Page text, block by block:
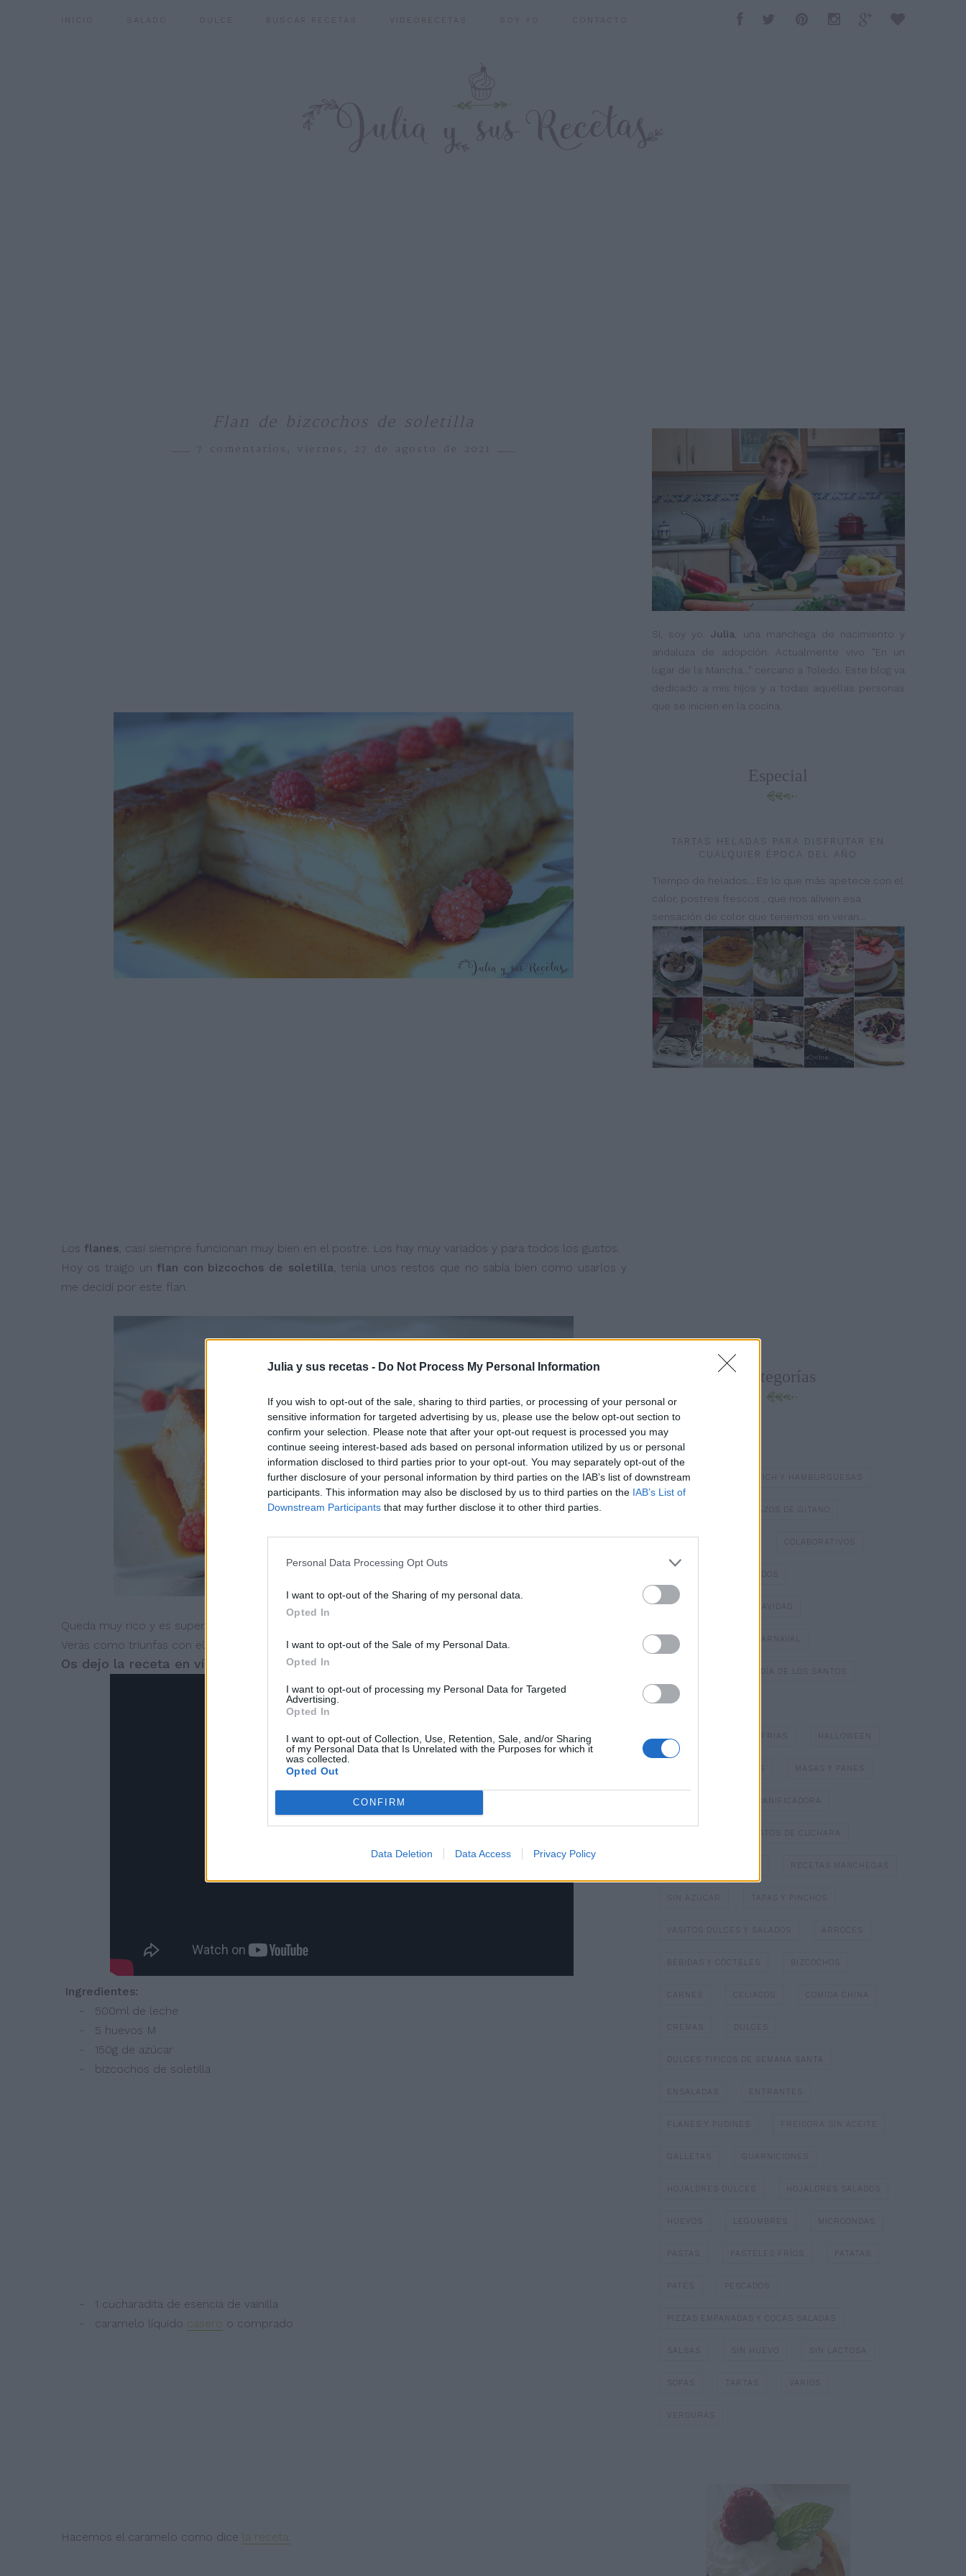
Julia y sus recetas - Do Not Process My Personal Information
If you wish to opt-out of the sale, sharing to third parties, or processing of your personal or
sensitive information for targeted advertising by us, please use the below opt-out section to
confirm your selection. Please note that after your opt-out request is processed you may
continue seeing interest-based ads based on personal information utilized by us or personal
information disclosed to third parties prior to your opt-out. You may separately opt-out of the
further disclosure of your personal information by third parties on the IAB’s list of downstream
participants. This information may also be disclosed by us to third parties on the IAB’s List of
Downstream Participants that may further disclose it to other third parties.
Personal Data Processing Opt Outs
I want to opt-out of the Sharing of my personal data.
Opted In
I want to opt-out of the Sale of my Personal Data.
Opted In
I want to opt-out of processing my Personal Data for Targeted
Advertising.
Opted In
I want to opt-out of Collection, Use, Retention, Sale, and/or Sharing
of my Personal Data that Is Unrelated with the Purposes for which it
was collected.
Opted Out
CONFIRM
Data Deletion Data Access Privacy Policy
Flan de bizcochos de soletilla
7 comentarios, viernes, 27 de agosto de 2021
Los flanes, casi siempre funcionan muy bien en el postre. Los hay muy variados y para todos los gustos.
Hoy os traigo un flan con bizcochos de soletilla, tenía unos restos que no sabía bien como usarlos y
me decidí por este flan.
Queda muy rico y es super sencillo. Puedes hacerlo en el horno o en el microondas, como tu prefieras y
Verás como triunfas con el postre.
Os dejo la receta en vídeo y os invito a suscribiros a mi canal de
Ingredientes:
- 500ml de leche
- 5 huevos M
- 150g de azúcar
- bizcochos de soletilla
- 1 cucharadita de esencia de vainilla
- caramelo líquido casero o comprado
Hacemos el caramelo como dice la receta.
Sí, soy yo.Julia , una manchega de nacimiento y
andaluza de adopción. Actualmente vivo "En un
lugar de la Mancha..." cercano a Toledo. Este blog va
dedicado a mis hijos y a todas aquellas personas
que se inicien en la cocina.
Especial
TARTAS HELADAS PARA DISFRUTAR EN
CUALQUIER ÉPOCA DEL AÑO
Tiempo de helados... Es lo que más apetece con el
calor, postres frescos , que nos alivien esa
sensación de color que tenemos en veran...
Categorías
BATIDOS Y ZUMOS
BOCADILLOS Y SÁNDWICH Y HAMBURGUESAS
BRAZOS DE GITANO
COLABORATIVOS
DULCES TÍPICOS DE NAVIDAD
DULCES TÍPICOS DE CARNAVAL
DULCES TÍPICOS DEL DÍA DE LOS SANTOS
ESPECIAL NAVIDAD
GAZPACHOS Y SOPAS FRIAS HALLOWEEN
MASAS Y PANES
PANIFICADORA
PLATOS DE CUCHARA
RECETAS MANCHEGAS
SIN AZÚCAR TAPAS Y PINCHOS
VASITOS DULCES Y SALADOS ARROCES
BEBIDAS Y CÓCTELES BIZCOCHOS
CARNES CELIACOS COMIDA CHINA
CREMAS
DULCES TIPICOS DE SEMANA SANTA
ENSALADAS ENTRANTES
FLANES Y PUDINES FREIDORA SIN ACEITE
GALLETAS GUARNICIONES
HOJALDRES DULCES HOJALDRES SALADOS
HUEVOS LEGUMBRES MICROONDAS
PASTAS PASTELES FRÍOS PATATAS
PATÉS PESCADOS
PIZZAS EMPANADAS Y COCAS SALADAS
SALSAS SIN HUEVO SIN LACTOSA
SOPAS TARTAS VARIOS
VERDURAS